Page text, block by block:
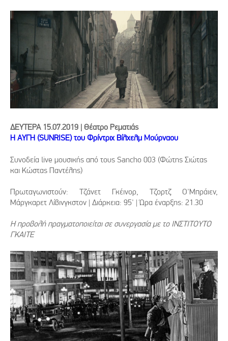
ΔΕΥΤΕΡΑ 15.07.2019 | Θέατρο Ρεματιάς
Η ΑΥΓΗ (SUNRISE) του Φρίντριχ Βίλχελμ Μούρναου
Συνοδεία live μουσικής από τους Sancho 003 (Φώτης Σιώτας
και Κώστας Παντέλης)
Πρωταγωνιστούν: Τζάνετ Γκέινορ, Τζορτζ Ο'Μπράιεν,
Μάργκαρετ Λίβινγκστον | Διάρκεια: 95' | Ώρα έναρξης: 21.30
Η προβολή πραγματοποιείται σε συνεργασία με το ΙΝΣΤΙΤΟΥΤΟ
ΓΚΑΙΤΕ